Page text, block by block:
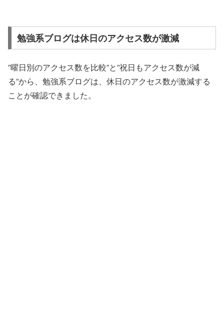
勉強系ブログは休日のアクセス数が激減
”曜日別のアクセス数を比較”と”祝日もアクセス数が減
る”から、勉強系ブログは、休日のアクセス数が激減する
ことが確認できました。